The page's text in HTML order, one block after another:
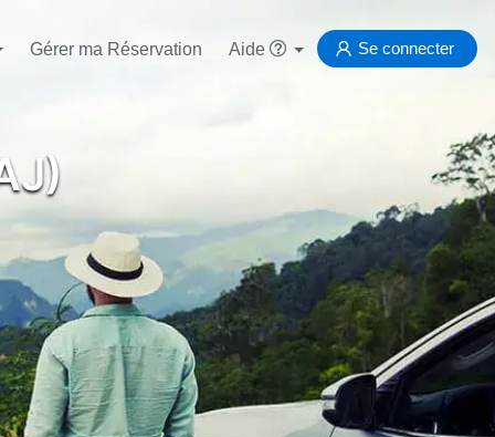
Gérer ma Réservation Aide Se connecter